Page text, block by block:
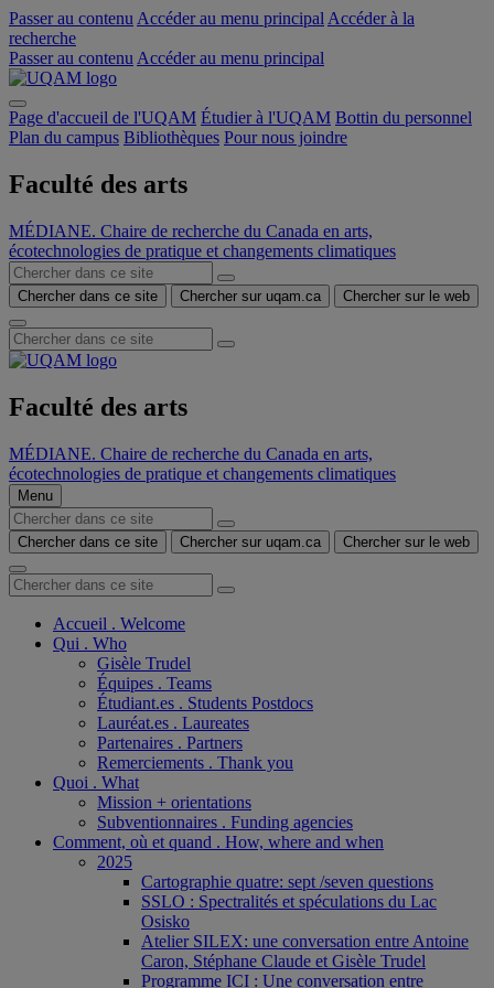
Passer au contenu Accéder au menu principal Accéder à la
recherche
Passer au contenu Accéder au menu principal
Page d'accueil de l'UQAM Étudier à l'UQAM Bottin du personnel
Plan du campus Bibliothèques Pour nous joindre
Faculté des arts
MÉDIANE. Chaire de recherche du Canada en arts,
écotechnologies de pratique et changements climatiques
Chercher dans ce site Chercher sur uqam.ca Chercher sur le web
Faculté des arts
MÉDIANE. Chaire de recherche du Canada en arts,
écotechnologies de pratique et changements climatiques
Menu
Chercher dans ce site Chercher sur uqam.ca Chercher sur le web
Accueil . Welcome
Qui . Who
Gisèle Trudel
Équipes . Teams
Étudiant.es . Students Postdocs
Lauréat.es . Laureates
Partenaires . Partners
Remerciements . Thank you
Quoi . What
Mission + orientations
Subventionnaires . Funding agencies
Comment, où et quand . How, where and when
2025
Cartographie quatre: sept /seven questions
SSLO : Spectralités et spéculations du Lac
Osisko
Atelier SILEX: une conversation entre Antoine
Caron, Stéphane Claude et Gisèle Trudel
Programme ICI : Une conversation entre